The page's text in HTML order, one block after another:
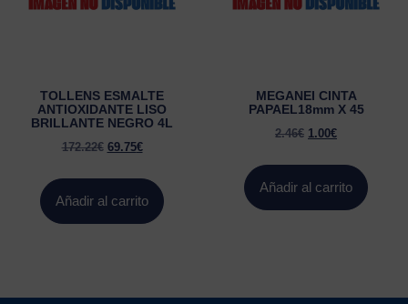
TOLLENS ESMALTE
ANTIOXIDANTE LISO
BRILLANTE NEGRO 4L
172.22€ 69.75€
Añadir al carrito
MEGANEI CINTA
PAPAEL18mm X 45
2.46€ 1.00€
Añadir al carrito